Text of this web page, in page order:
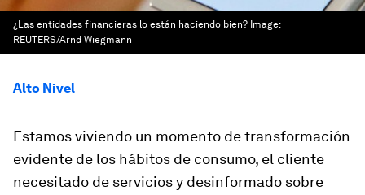
¿Las entidades financieras lo están haciendo bien? Image:
REUTERS/Arnd Wiegmann
Alto Nivel
Estamos viviendo un momento de transformación
evidente de los hábitos de consumo, el cliente
necesitado de servicios y desinformado sobre